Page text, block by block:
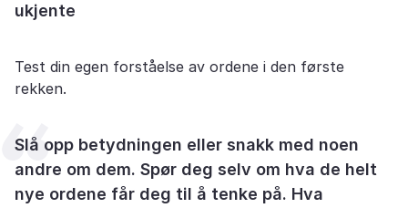
ukjente
Test din egen forståelse av ordene i den første
rekken.
Slå opp betydningen eller snakk med noen
andre om dem. Spør deg selv om hva de helt
nye ordene får deg til å tenke på. Hva